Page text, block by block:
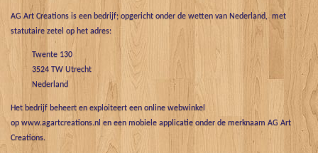
AG Art Creations is een bedrijf; opgericht onder de wetten van Nederland, met
statutaire zetel op het adres:
Twente 130
3524 TW Utrecht
Nederland
Het bedrijf beheert en exploiteert een online webwinkel
op www.agartcreations.nl en een mobiele applicatie onder de merknaam AG Art
Creations.